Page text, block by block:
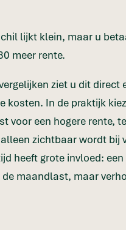
lijkt klein, maar u
meer rente.
ziet u dit direct
kosten. In de praktijk
voor een hogere rente,
zichtbaar wordt bij
heeft grote invloed:
maandlast, maar